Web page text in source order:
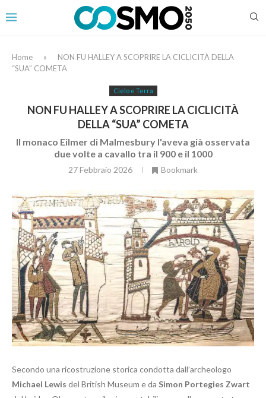
Home »
NON FU HALLEY A SCOPRIRE LA CICLICITÀ DELLA
“SUA” COMETA
Cielo e Terra
NON FU HALLEY A SCOPRIRE LA CICLICITÀ
DELLA “SUA” COMETA
Il monaco Eilmer di Malmesbury l'aveva già osservata
due volte a cavallo tra il 900 e il 1000
27 Febbraio 2026 Bookmark
Secondo una ricostruzione storica condotta dall’archeologo
Michael Lewis del British Museum e da Simon Portegies Zwart